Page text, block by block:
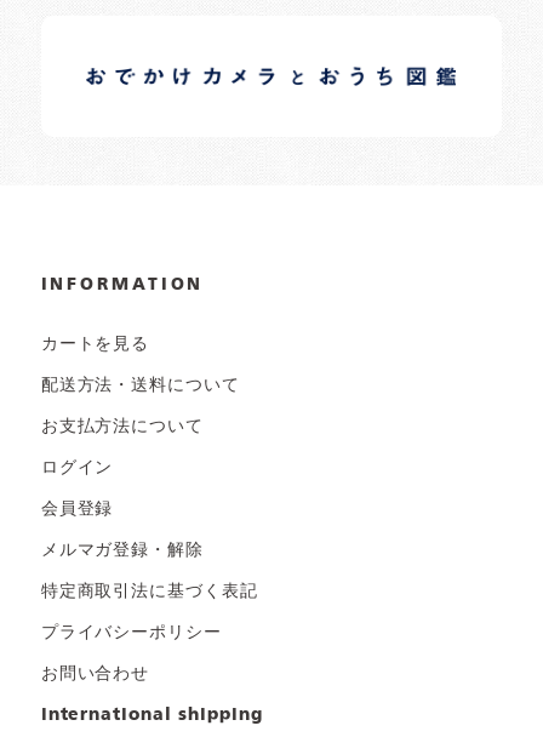
日常の様子など随時更新中です。
INFORMATION
カートを見る
配送方法・送料について
お支払方法について
ログイン
会員登録
メルマガ登録・解除
特定商取引法に基づく表記
プライバシーポリシー
お問い合わせ
international shipping